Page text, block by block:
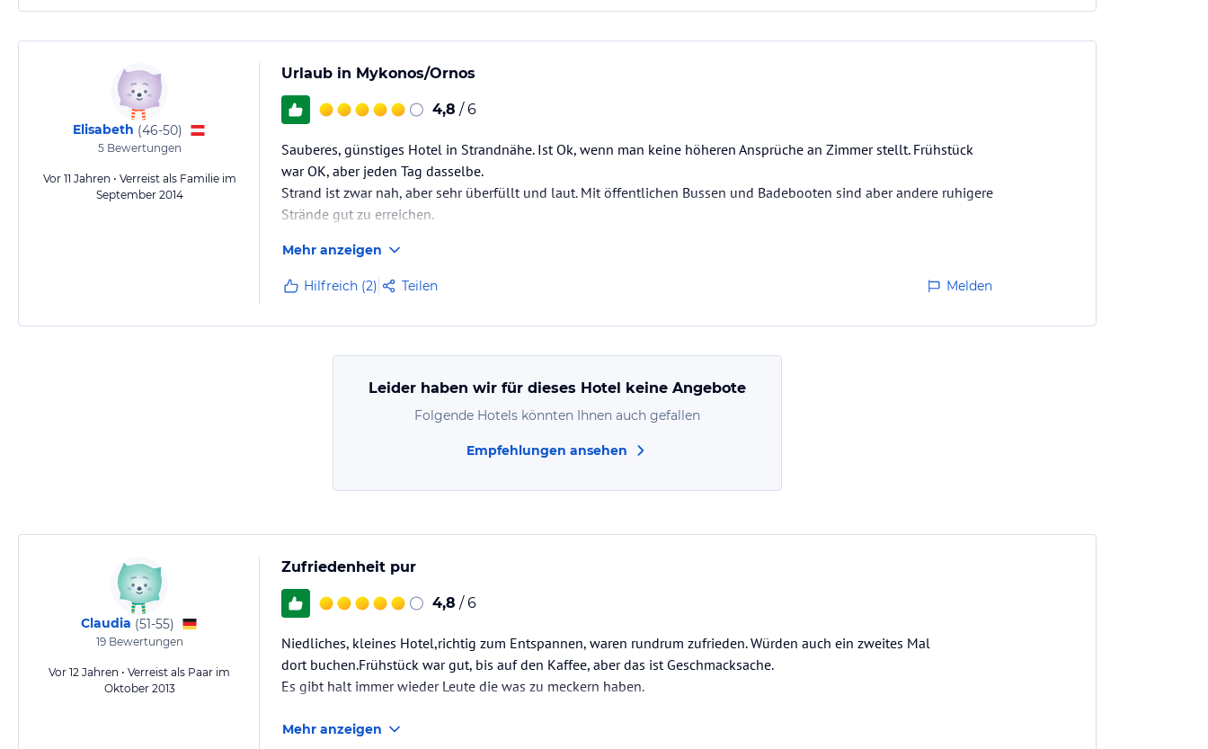
Elisabeth (46-50)
5Bewertungen
Vor 11 Jahren • Verreist als Familie im
September 2014
Urlaub in Mykonos/Ornos
4,8 / 6
Sauberes, günstiges Hotel in Strandnähe. Ist Ok, wenn man keine höheren Ansprüche an Zimmer stellt. Frühstück
war OK, aber jeden Tag dasselbe.
Strand ist zwar nah, aber sehr überfüllt und laut. Mit öffentlichen Bussen und Badebooten sind aber andere ruhigere
Strände gut zu erreichen.
Mehr anzeigen
Hilfreich (2) Teilen Melden
Leider haben wir für dieses Hotel keine Angebote
Folgende Hotels könnten Ihnen auch gefallen
Empfehlungen ansehen
Claudia (51-55)
19Bewertungen
Vor 12 Jahren • Verreist als Paar im
Oktober 2013
Zufriedenheit pur
4,8 / 6
Niedliches, kleines Hotel,richtig zum Entspannen, waren rundrum zufrieden. Würden auch ein zweites Mal
dort buchen.Frühstück war gut, bis auf den Kaffee, aber das ist Geschmacksache.
Es gibt halt immer wieder Leute die was zu meckern haben.
Mehr anzeigen